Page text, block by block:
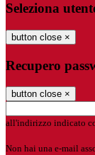
Seleziona
button close ×
Recupero
button close ×
all'indirizzo indicato
Non hai una e-mail